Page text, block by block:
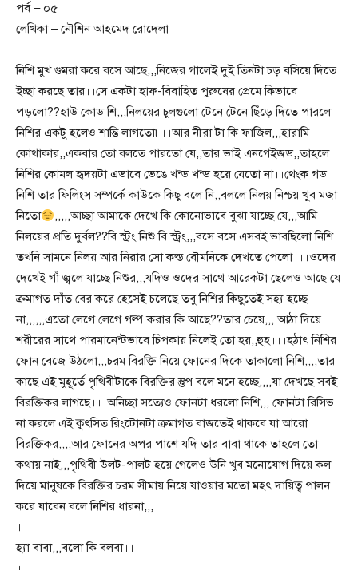
পর্ব – ০৫
লেখিকা – নৌশিন আহমেদ রোদেলা
নিশি মুখ গুমরা করে বসে আছে,,,নিজের গালেই দুই তিনটা চড় বসিয়ে দিতে
ইচ্ছা করছে তার।।সে একটা হাফ-বিবাহিত পুরুষের প্রেমে কিভাবে
পড়লো??হাউ কোড শি,,,নিলয়ের চুলগুলো টেনে টেনে ছিঁড়ে দিতে পারলে
নিশির একটু হলেও শান্তি লাগতো৷।।আর নীরা টা কি ফাজিল,,,হারামি
কোথাকার,,একবার তো বলতে পারতো যে,,তার ভাই এনগেইজড,,তাহলে
নিশির কোমল হৃদয়টা এভাবে ভেঙে খন্ড খন্ড হয়ে যেতো না।।থেংক গড
নিশি তার ফিলিংস সম্পর্কে কাউকে কিছু বলে নি,,বললে নিলয় নিশ্চয় খুব মজা
নিতো
,,,,,আচ্ছা আমাকে দেখে কি কোনোভাবে বুঝা যাচ্ছে যে,,,আমি
নিলয়ের প্রতি দুর্বল??বি স্ট্রং নিশু বি স্ট্রং,,,বসে বসে এসবই ভাবছিলো নিশি
তখনি সামনে নিলয় আর নিরার সো কল্ড বৌমনিকে দেখতে পেলো।।।ওদের
দেখেই গাঁ জ্বলে যাচ্ছে নিশুর,,,যদিও ওদের সাথে আরেকটা ছেলেও আছে যে
ক্রমাগত দাঁত বের করে হেসেই চলেছে তবু নিশির কিছুতেই সহ্য হচ্ছে
না,,,,,,এতো লেগে লেগে গল্প করার কি আছে??তার চেয়ে,,, আঠা দিয়ে
শরীরের সাথে পারমানেন্টভাবে চিপকায় নিলেই তো হয়,,হুহ।।।হঠাৎ নিশির
ফোন বেজে উঠলো,,,চরম বিরক্তি নিয়ে ফোনের দিকে তাকালো নিশি,,,,তার
কাছে এই মুহূর্তে পৃথিবীটাকে বিরক্তির স্তুপ বলে মনে হচ্ছে,,,,যা দেখছে সবই
বিরক্তিকর লাগছে।।।অনিচ্ছা সত্যেও ফোনটা ধরলো নিশি,,, ফোনটা রিসিভ
না করলে এই কুৎসিত রিংটোনটা ক্রমাগত বাজতেই থাকবে যা আরো
বিরক্তিকর,,,,আর ফোনের অপর পাশে যদি তার বাবা থাকে তাহলে তো
কথায় নাই,,,পৃথিবী উলট-পালট হয়ে গেলেও উনি খুব মনোযোগ দিয়ে কল
দিয়ে মানুষকে বিরক্তির চরম সীমায় নিয়ে যাওয়ার মতো মহৎ দায়িত্ব পালন
করে যাবেন বলে নিশির ধারনা,,,
।
হ্যা বাবা,,,বলো কি বলবা।।